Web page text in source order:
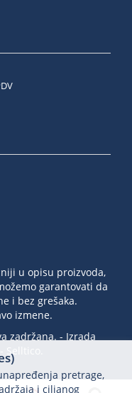
u opisu proizvoda,
garantovati da
i bez grešaka.
izmene.
zadržana. - Izrada
Selltico.
pretrage,
i ciljanog